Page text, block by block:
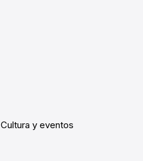
Cultura y eventos